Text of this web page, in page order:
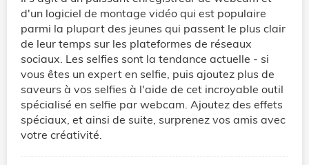
d'un logiciel de montage vidéo qui est populaire
parmi la plupart des jeunes qui passent le plus clair
de leur temps sur les plateformes de réseaux
sociaux. Les selfies sont la tendance actuelle - si
vous êtes un expert en selfie, puis ajoutez plus de
saveurs à vos selfies à l'aide de cet incroyable outil
spécialisé en selfie par webcam. Ajoutez des effets
spéciaux, et ainsi de suite, surprenez vos amis avec
votre créativité.